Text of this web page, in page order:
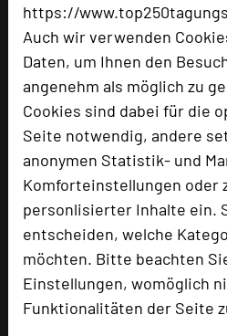
https://
Auch wir verwenden
Daten, um Ihnen den
angenehm als möglich zu
Cookies sind dabei für die
Seite notwendig, andere
anonymen Statistik- und
Komforteinstellungen oder
personlisierter Inhalte ein.
entscheiden, welche
möchten. Bitte beachten
Einstellungen, womöglich
Funktionalitäten der Seite
Seminar, Konferenz, Klausur,
2115 Seiten dieses Hotels
vergangenen 30 Tagen auf
Impressum zum Hotel
Für die Verwendung der Bilder
Nutzungsrechte für dieses Portal